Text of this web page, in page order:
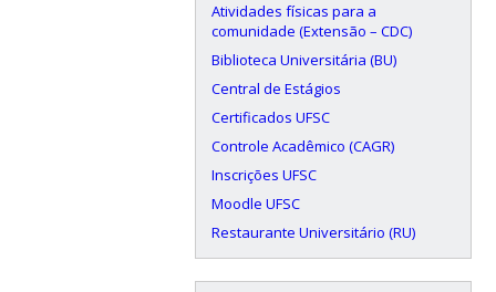
Atividades físicas para a
comunidade (Extensão – CDC)
Biblioteca Universitária (BU)
Central de Estágios
Certificados UFSC
Controle Acadêmico (CAGR)
Inscrições UFSC
Moodle UFSC
Restaurante Universitário (RU)